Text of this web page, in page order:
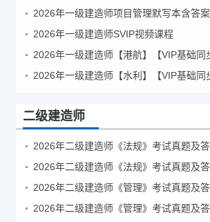
2026年一级建造师项目管理默写本含答案
2026年一级建造师SVIP视频课程
2026年一级建造师【港航】【VIP基础同
2026年一级建造师【水利】【VIP基础同
二级建造师